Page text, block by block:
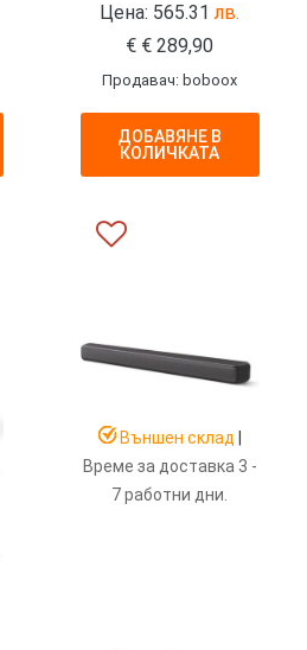
Цена: 565.31лв.
€ € 289,90
Продавач: boboox
ДОБАВЯНЕ В
КОЛИЧКАТА
Външен склад
Време за доставка 3 -
7 работни дни.